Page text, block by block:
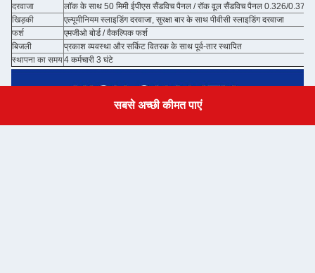
दरवाजा
लॉक के साथ 50 मिमी ईपीएस सैंडविच पैनल / रॉक वूल सैंडविच पैनल 0.326/0.376/
खिड़की
एल्यूमीनियम स्लाइडिंग दरवाजा, सुरक्षा बार के साथ पीवीसी स्लाइडिंग दरवाजा
फर्श
एमजीओ बोर्ड / वैकल्पिक फर्श
बिजली
प्रकाश व्यवस्था और सर्किट वितरक के साथ पूर्व-तार स्थापित
स्थापना का समय4 कर्मचारी 3 घंटे
सबसे अच्छी कीमत पाएंGet a Quote